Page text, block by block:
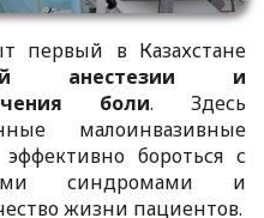
первый в Казахстане
анестезии и
боли. Здесь
малоинвазивные
бороться с
синдромами и
жизни пациентов.